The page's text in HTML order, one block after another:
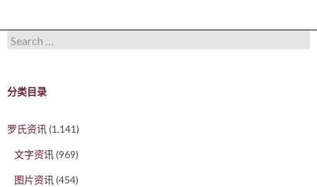
Search for:
分类目录
罗氏资讯(1,141)
文字资讯(969)
图片资讯(454)